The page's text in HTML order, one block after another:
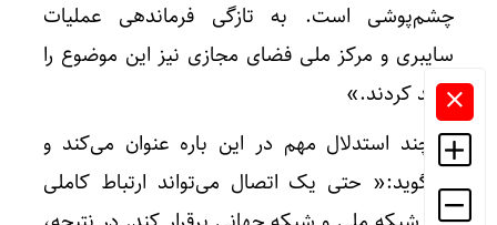
چشم‌پوشی است. به تازگی فرماندهی عملیات
سایبری و مرکز ملی فضای مجازی نیز این موضوع را
تأیید کردند.»
او چند استدلال مهم در این باره عنوان می‌کند و
می‌گوید:« حتی یک اتصال می‌تواند ارتباط کاملی